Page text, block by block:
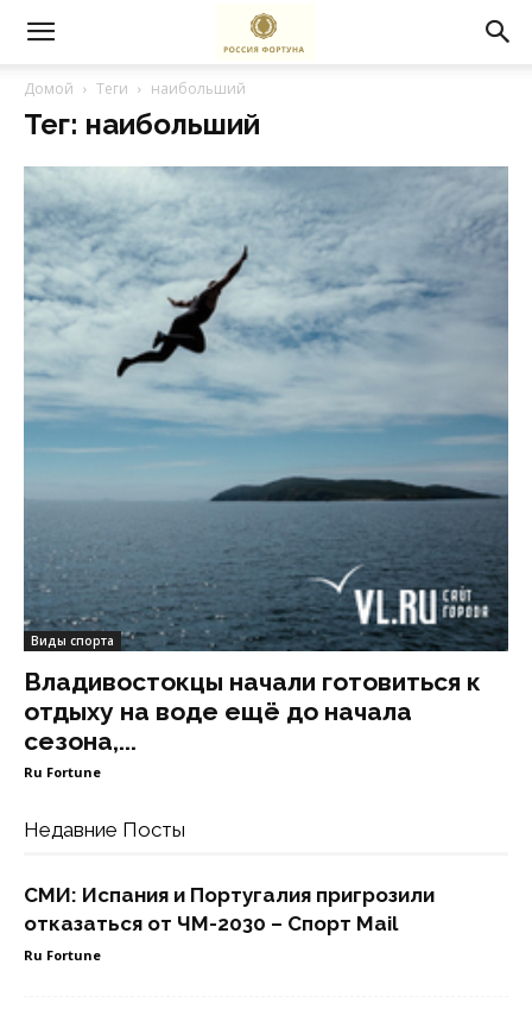
Домой Теги наибольший
Тег: наибольший
Виды спорта
Владивостокцы начали готовиться к
отдыху на воде ещё до начала
сезона,...
Ru Fortune
Недавние Посты
СМИ: Испания и Португалия пригрозили
отказаться от ЧМ-2030 – Спорт Mail
Ru Fortune